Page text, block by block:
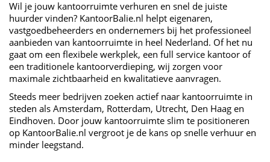
Wil je jouw kantoorruimte verhuren en snel de juiste
huurder vinden? KantoorBalie.nl helpt eigenaren,
vastgoedbeheerders en ondernemers bij het professioneel
aanbieden van kantoorruimte in heel Nederland. Of het nu
gaat om een flexibele werkplek, een full service kantoor of
een traditionele kantoorverdieping, wij zorgen voor
maximale zichtbaarheid en kwalitatieve aanvragen.
Steeds meer bedrijven zoeken actief naar kantoorruimte in
steden als Amsterdam, Rotterdam, Utrecht, Den Haag en
Eindhoven. Door jouw kantoorruimte slim te positioneren
op KantoorBalie.nl vergroot je de kans op snelle verhuur en
minder leegstand.